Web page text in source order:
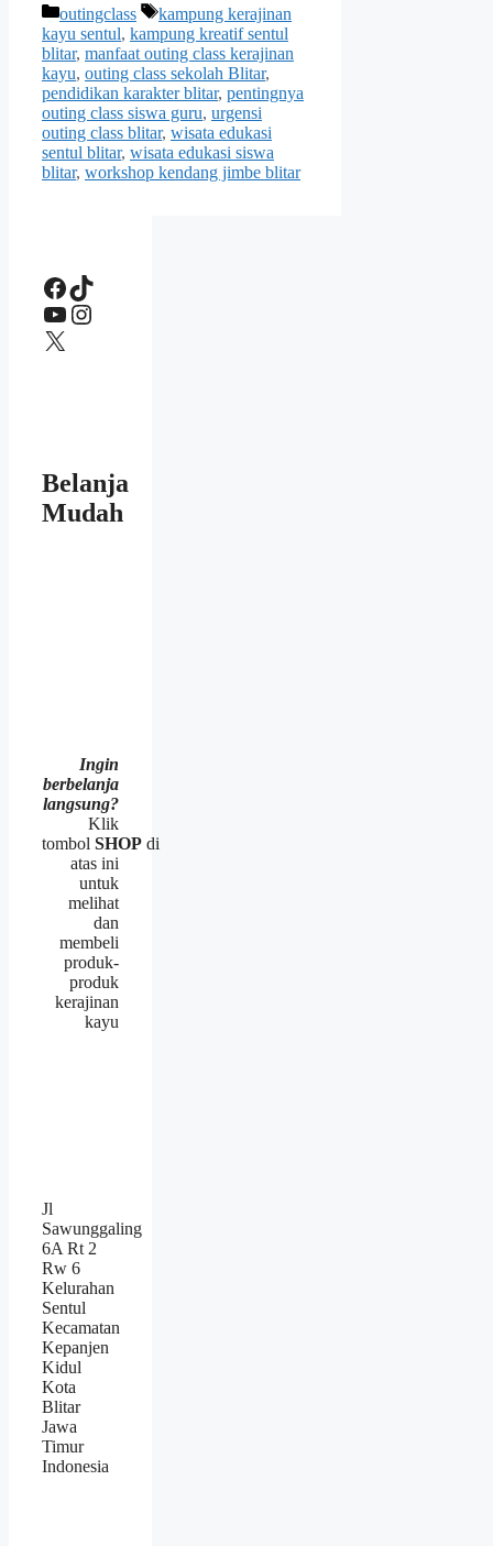
Categories
outingclass Tags
kampung kerajinan
kayu sentul, kampung kreatif sentul
blitar, manfaat outing class kerajinan
kayu, outing class sekolah Blitar,
pendidikan karakter blitar, pentingnya
outing class siswa guru, urgensi
outing class blitar, wisata edukasi
sentul blitar, wisata edukasi siswa
blitar, workshop kendang jimbe blitar
Facebook
TikTok
YouTube
Instagram
X
Belanja
Mudah
Ingin
berbelanja
langsung?
Klik
tombol SHOP di
atas ini
untuk
melihat
dan
membeli
produk-
produk
kerajinan
kayu
Jl
Sawunggaling
6A Rt 2
Rw 6
Kelurahan
Sentul
Kecamatan
Kepanjen
Kidul
Kota
Blitar
Jawa
Timur
Indonesia